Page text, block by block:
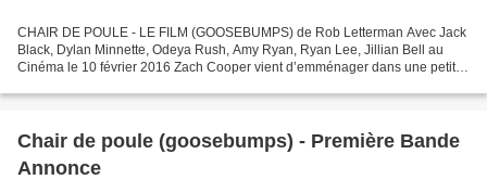
CHAIR DE POULE - LE FILM (GOOSEBUMPS) de Rob Letterman Avec Jack
Black, Dylan Minnette, Odeya Rush, Amy Ryan, Ryan Lee, Jillian Bell au
Cinéma le 10 février 2016 Zach Cooper vient d’emménager dans une petite
Chair de poule (goosebumps) - Première Bande
Annonce